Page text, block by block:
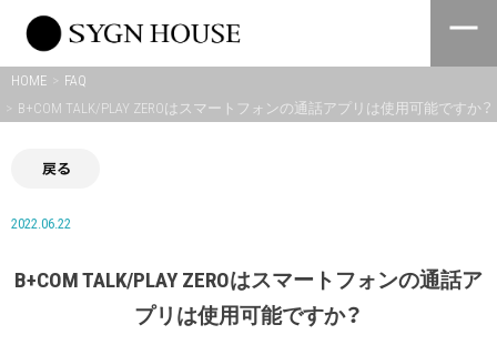
content
HOME
FAQ
B+COM TALK/PLAY ZEROはスマートフォンの通話アプリは使用可能ですか？
戻る
2022.06.22
B+COM TALK/PLAY ZEROはスマートフォンの通話ア
プリは使用可能ですか？